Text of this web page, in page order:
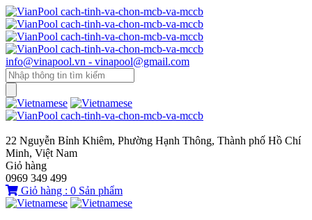
info@vinapool.vn - vinapool@gmail.com
22 Nguyễn Bỉnh Khiêm, Phường Hạnh Thông, Thành phố Hồ Chí
Minh, Việt Nam
Giỏ hàng
0969 349 499
Giỏ hàng : 0 Sản phẩm